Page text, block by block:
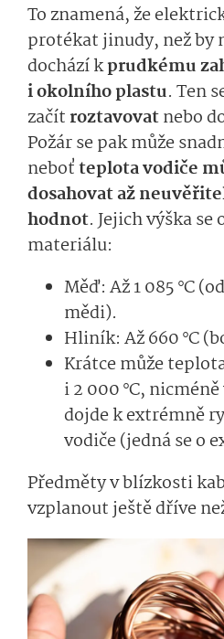
To znamená, že
protékat jinudy, než by
dochází kprudkému
i okolního plastu. Ten
začít roztavovatnebo
Požár se pak může
neboťteplota vodiče
dosahovat až
hodnot. Jejich výška
materiálu:
Měď: Až 1 085 °C
mědi).
Hliník: Až 660 °C
Krátce může
i 2 000 °C,
dojde k extrémně
vodiče (jedná se o
Předměty v blízkosti
vzplanout ještě dříve